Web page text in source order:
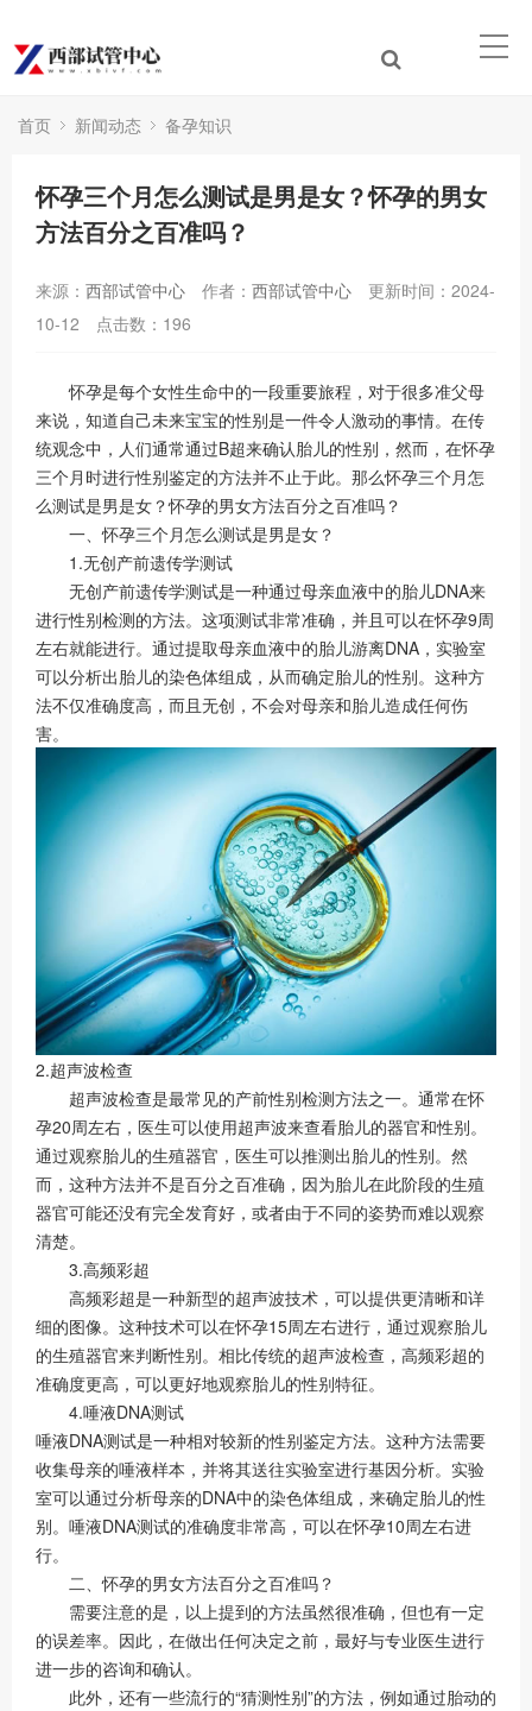
首页 新闻动态 备孕知识
怀孕三个月怎么测试是男是女？怀孕的男女
方法百分之百准吗？
来源： 西部试管中心 作者： 西部试管中心
更新时间：2024-
10-12
点击数： 196
怀孕是每个女性生命中的一段重要旅程，对于很多准父母
来说，知道自己未来宝宝的性别是一件令人激动的事情。在传
统观念中，人们通常通过B超来确认胎儿的性别，然而，在怀孕
三个月时进行性别鉴定的方法并不止于此。那么怀孕三个月怎
么测试是男是女？怀孕的男女方法百分之百准吗？
一、怀孕三个月怎么测试是男是女？
1.无创产前遗传学测试
无创产前遗传学测试是一种通过母亲血液中的胎儿DNA来
进行性别检测的方法。这项测试非常准确，并且可以在怀孕9周
左右就能进行。通过提取母亲血液中的胎儿游离DNA，实验室
可以分析出胎儿的染色体组成，从而确定胎儿的性别。这种方
法不仅准确度高，而且无创，不会对母亲和胎儿造成任何伤
害。
2.超声波检查
超声波检查是最常见的产前性别检测方法之一。通常在怀
孕20周左右，医生可以使用超声波来查看胎儿的器官和性别。
通过观察胎儿的生殖器官，医生可以推测出胎儿的性别。然
而，这种方法并不是百分之百准确，因为胎儿在此阶段的生殖
器官可能还没有完全发育好，或者由于不同的姿势而难以观察
清楚。
3.高频彩超
高频彩超是一种新型的超声波技术，可以提供更清晰和详
细的图像。这种技术可以在怀孕15周左右进行，通过观察胎儿
的生殖器官来判断性别。相比传统的超声波检查，高频彩超的
准确度更高，可以更好地观察胎儿的性别特征。
4.唾液DNA测试
唾液DNA测试是一种相对较新的性别鉴定方法。这种方法需要
收集母亲的唾液样本，并将其送往实验室进行基因分析。实验
室可以通过分析母亲的DNA中的染色体组成，来确定胎儿的性
别。唾液DNA测试的准确度非常高，可以在怀孕10周左右进
行。
二、怀孕的男女方法百分之百准吗？
需要注意的是，以上提到的方法虽然很准确，但也有一定
的误差率。因此，在做出任何决定之前，最好与专业医生进行
进一步的咨询和确认。
此外，还有一些流行的“猜测性别”的方法，例如通过胎动的